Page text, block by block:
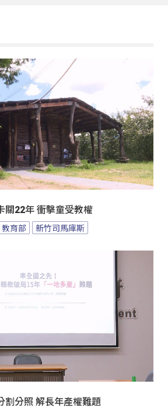
關22年 衝擊童受教權
教育部 新竹司馬庫斯
割分照 解長年產權難題